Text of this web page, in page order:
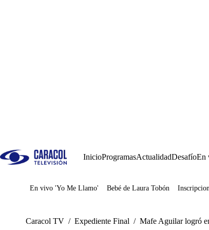
InicioProgramasActualidadDesafíoEn
Juegos
En vivo 'Yo Me Llamo' Bebé de Laura Tobón
Caracol TV / Expediente Final / Mafe Aguilar logró